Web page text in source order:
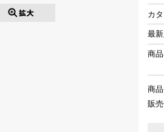
カ
最
商品
商品
販売